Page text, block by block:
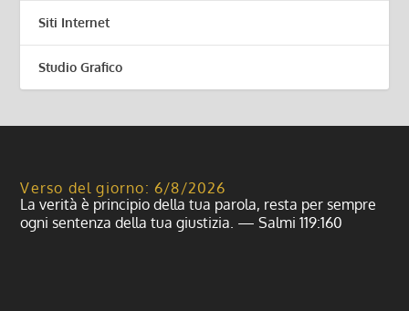
Siti Internet
Studio Grafico
Verso del giorno: 6/8/2026
La verità è principio della tua parola, resta per sempre
ogni sentenza della tua giustizia. — Salmi 119:160